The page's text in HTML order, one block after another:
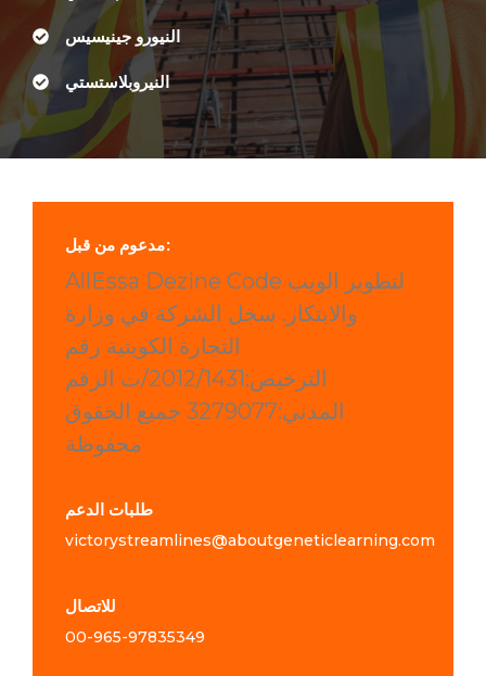
النيورو جينيسيس
النيروبلاستستي
مدعوم من قبل:
AllEssa Dezine Code لتطوير الويب
والابتكار. سجل الشركة في وزارة
التجارة الكويتية رقم
الترخيص:2012/1431/ت الرقم
المدني:3279077 جميع الحقوق
محفوظة
طلبات الدعم
victorystreamlines@aboutgeneticlearning.com
للاتصال
00-965-97835349